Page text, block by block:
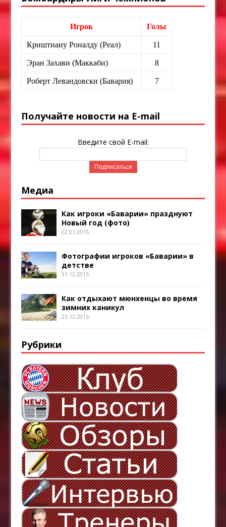
Игрок Голы
Криштиану Роналду (Реал) 11
Эран Захави (Маккаби) 8
Роберт Левандовски (Бавария) 7
Получайте новости на E-mail
Введите свой E-mail:
Медиа
Как игроки «Баварии» празднуют
Новый год (фото)
02.01.2016
Фотографии игроков «Баварии» в
детстве
31.12.2015
Как отдыхают мюнхенцы во время
зимних каникул
25.12.2015
Рубрики